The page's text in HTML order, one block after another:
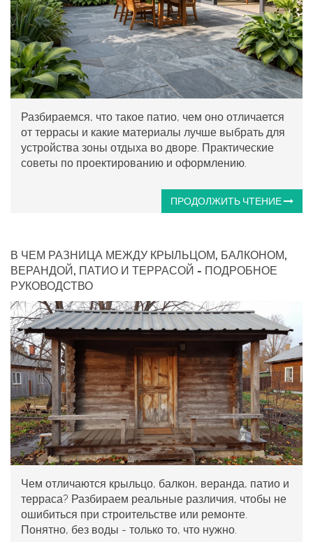
Разбираемся, что такое патио, чем оно отличается
от террасы и какие материалы лучше выбрать для
устройства зоны отдыха во дворе. Практические
советы по проектированию и оформлению.
ПРОДОЛЖИТЬ ЧТЕНИЕ
В ЧЕМ РАЗНИЦА МЕЖДУ КРЫЛЬЦОМ, БАЛКОНОМ,
ВЕРАНДОЙ, ПАТИО И ТЕРРАСОЙ - ПОДРОБНОЕ
РУКОВОДСТВО
Чем отличаются крыльцо, балкон, веранда, патио и
терраса? Разбираем реальные различия, чтобы не
ошибиться при строительстве или ремонте.
Понятно, без воды - только то, что нужно.